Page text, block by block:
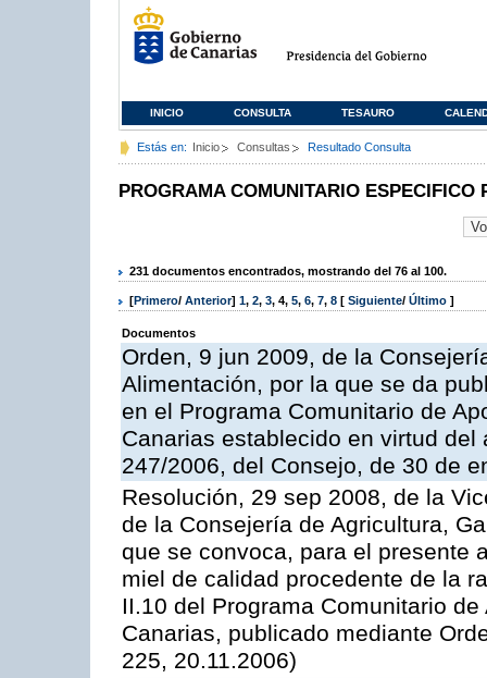
INICIO CONSULTA TESAURO
Estás en: Inicio Consultas Resultado Consulta
PROGRAMA COMUNITARIO ESPECIFICO
231 documentos encontrados, mostrando del 76 al 100.
[Primero/ Anterior] 1, 2, 3, 4, 5, 6, 7, 8 [ Siguiente/ Último ]
Documentos
Orden, 9 jun 2009, de la
Alimentación, por la que se da
en el Programa Comunitario de
Canarias establecido en virtud
247/2006, del Consejo, de 30 de
Resolución, 29 sep 2008, de la
de la Consejería de Agricultura,
que se convoca, para el presente
miel de calidad procedente de la
II.10 del Programa Comunitario
Canarias, publicado mediante
225, 20.11.2006)